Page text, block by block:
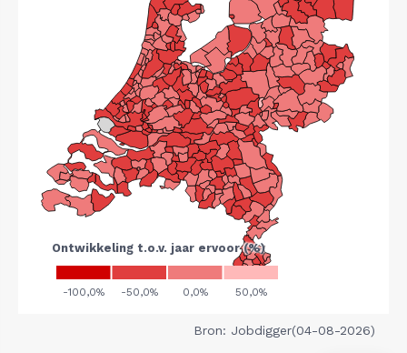
Bron: Jobdigger(04-08-2026)